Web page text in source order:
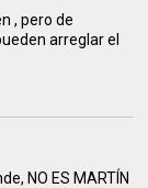
, pero de
arreglar el
NO ES MARTÍN